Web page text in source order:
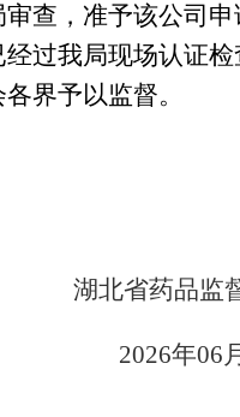
审查 ，准予该公司
经过我局现场认证
界予以监督。
湖北省药品监
2026年06月